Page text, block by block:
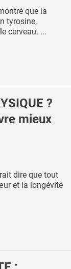
que la
tyrosine,
cerveau. ...
?
mieux
dire que tout
et la longévité